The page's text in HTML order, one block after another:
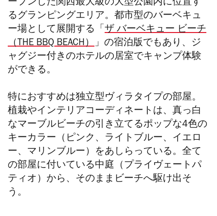
ープンした関西最大級の大型公園内に位置す
るグランピングエリア。都市型のバーベキュ
ー場として展開する「 ザ バーベキュー ビーチ
（THE BBQ BEACH）」の宿泊版でもあり、ジ
ャグジー付きのホテルの居室でキャンプ体験
ができる。
特におすすめは独立型ヴィラタイプの部屋。
植栽やインテリアコーディネートは、真っ白
なマーブルビーチの引き立てるポップな4色の
キーカラー（ピンク、ライトブルー、イエロ
ー、マリンブルー）をあしらっている。全て
の部屋に付いている中庭（ プライヴェートパ
ティオ ）から、そのままビーチへ駆け出そ
う。